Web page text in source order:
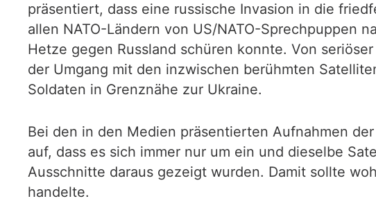
präsentiert, dass eine russische Invasion in die
allen NATO-Ländern von US/NATO-
Hetze gegen Russland schüren konnte. Von
der Umgang mit den inzwischen berühmten
Soldaten in Grenznähe zur Ukraine.
Bei den in den Medien präsentierten Aufnahmen
auf, dass es sich immer nur um ein und dieselbe
Ausschnitte daraus gezeigt wurden. Damit sollte
handelte.